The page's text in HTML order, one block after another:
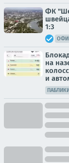
ФК
1:3
на
и